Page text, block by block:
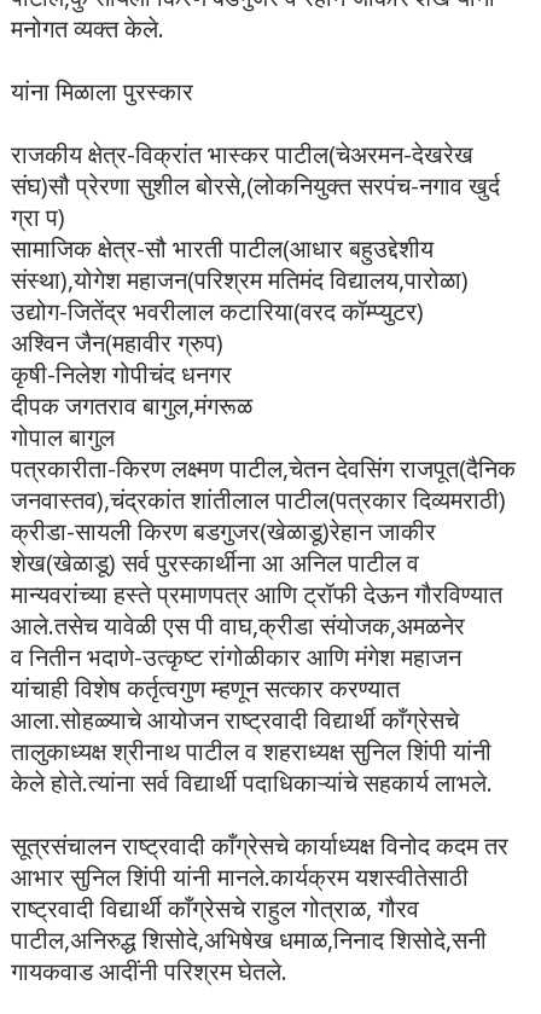
मनोगत व्यक्त केले.
यांना मिळाला पुरस्कार
राजकीय क्षेत्र-विक्रांत भास्कर पाटील(चेअरमन-देखरेख
संघ)सौ प्रेरणा सुशील बोरसे,(लोकनियुक्त सरपंच-नगाव खुर्द
ग्रा प)
सामाजिक क्षेत्र-सौ भारती पाटील(आधार बहुउद्देशीय
संस्था),योगेश महाजन(परिश्रम मतिमंद विद्यालय,पारोळा)
उद्योग-जितेंद्र भवरीलाल कटारिया(वरद कॉम्प्युटर)
अश्विन जैन(महावीर ग्रुप)
कृषी-निलेश गोपीचंद धनगर
दीपक जगतराव बागुल,मंगरूळ
गोपाल बागुल
पत्रकारीता-किरण लक्ष्मण पाटील,चेतन देवसिंग राजपूत(दैनिक
जनवास्तव),चंद्रकांत शांतीलाल पाटील(पत्रकार दिव्यमराठी)
क्रीडा-सायली किरण बडगुजर(खेळाडू)रेहान जाकीर
शेख(खेळाडू) सर्व पुरस्कार्थीना आ अनिल पाटील व
मान्यवरांच्या हस्ते प्रमाणपत्र आणि ट्रॉफी देऊन गौरविण्यात
आले.तसेच यावेळी एस पी वाघ,क्रीडा संयोजक,अमळनेर
व नितीन भदाणे-उत्कृष्ट रांगोळीकार आणि मंगेश महाजन
यांचाही विशेष कर्तृत्वगुण म्हणून सत्कार करण्यात
आला.सोहळ्याचे आयोजन राष्ट्रवादी विद्यार्थी काँग्रेसचे
तालुकाध्यक्ष श्रीनाथ पाटील व शहराध्यक्ष सुनिल शिंपी यांनी
केले होते.त्यांना सर्व विद्यार्थी पदाधिकाऱ्यांचे सहकार्य लाभले.
सूत्रसंचालन राष्ट्रवादी काँग्रेसचे कार्याध्यक्ष विनोद कदम तर
आभार सुनिल शिंपी यांनी मानले.कार्यक्रम यशस्वीतेसाठी
राष्ट्रवादी विद्यार्थी काँग्रेसचे राहुल गोत्राळ, गौरव
पाटील,अनिरुद्ध शिसोदे,अभिषेख धमाळ,निनाद शिसोदे,सनी
गायकवाड आदींनी परिश्रम घेतले.